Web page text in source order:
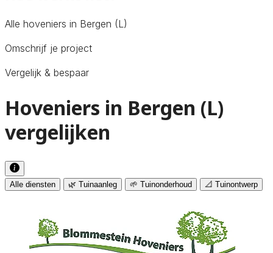
Alle hoveniers in Bergen (L)
Omschrijf je project
Vergelijk & bespaar
Hoveniers in Bergen (L)
vergelijken
Alle diensten 🌿 Tuinaanleg 🌱 Tuinonderhoud 📐 Tuinontwerp